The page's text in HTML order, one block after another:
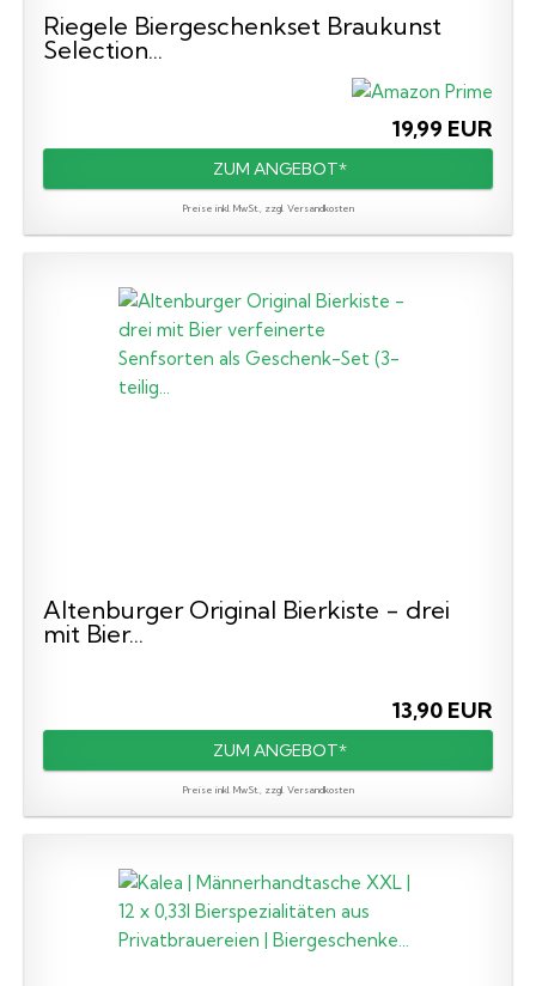
Riegele Biergeschenkset Braukunst
Selection...
19,99 EUR
ZUM ANGEBOT*
Preise inkl. MwSt., zzgl. Versandkosten
Altenburger Original Bierkiste - drei
mit Bier...
13,90 EUR
ZUM ANGEBOT*
Preise inkl. MwSt., zzgl. Versandkosten